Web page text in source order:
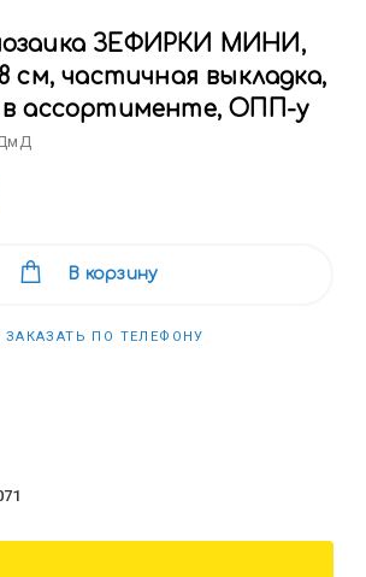
ЗЕФИРКИ МИНИ,
см, частичная выкладка,
в ассортименте, ОПП-у
ДмД
В корзину
ЗАКАЗАТЬ ПО ТЕЛЕФОНУ